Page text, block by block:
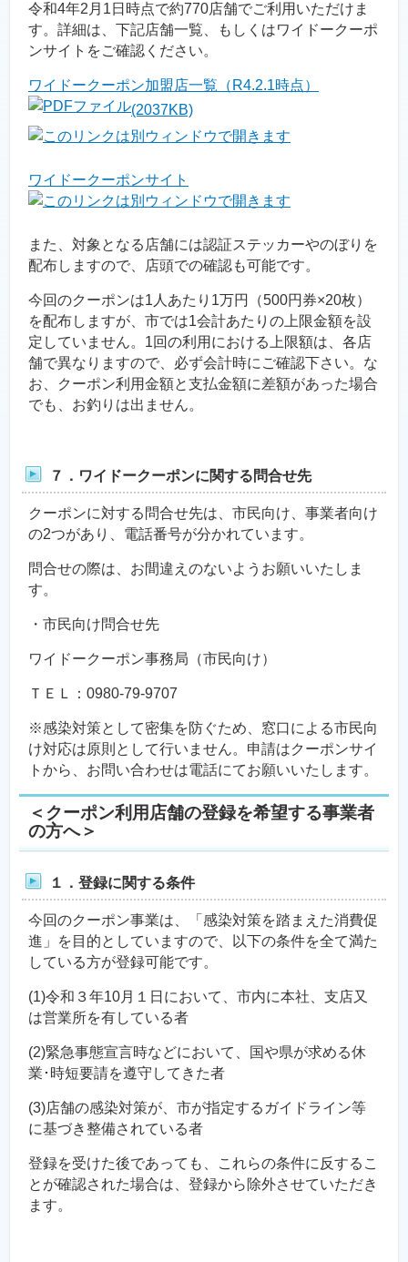
令和4年2月1日時点で約770店舗でご利用いただけま
す。詳細は、下記店舗一覧、もしくはワイドークーポ
ンサイトをご確認ください。
ワイドークーポン加盟店一覧（R4.2.1時点）
(2037KB)
ワイドークーポンサイト
また、対象となる店舗には認証ステッカーやのぼりを
配布しますので、店頭での確認も可能です。
今回のクーポンは1人あたり1万円（500円券×20枚）
を配布しますが、市では1会計あたりの上限金額を設
定していません。1回の利用における上限額は、各店
舗で異なりますので、必ず会計時にご確認下さい。な
お、クーポン利用金額と支払金額に差額があった場合
でも、お釣りは出ません。
７．ワイドークーポンに関する問合せ先
クーポンに対する問合せ先は、市民向け、事業者向け
の2つがあり、電話番号が分かれています。
問合せの際は、お間違えのないようお願いいたしま
す。
・市民向け問合せ先
ワイドークーポン事務局（市民向け）
ＴＥＬ：0980-79-9707
※感染対策として密集を防ぐため、窓口による市民向
け対応は原則として行いません。申請はクーポンサイ
トから、お問い合わせは電話にてお願いいたします。
＜クーポン利用店舗の登録を希望する事業者
の方へ＞
１．登録に関する条件
今回のクーポン事業は、「感染対策を踏まえた消費促
進」を目的としていますので、以下の条件を全て満た
している方が登録可能です。
(1)令和３年10月１日において、市内に本社、支店又
は営業所を有している者
(2)緊急事態宣言時などにおいて、国や県が求める休
業･時短要請を遵守してきた者
(3)店舗の感染対策が、市が指定するガイドライン等
に基づき整備されている者
登録を受けた後であっても、これらの条件に反するこ
とが確認された場合は、登録から除外させていただき
ます。